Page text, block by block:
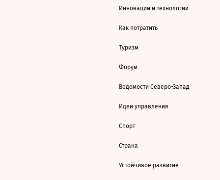
Инновации и технологии
Как потратить
Туризм
Форум
Ведомости Северо-Запад
Идеи управления
Спорт
Страна
Устойчивое развитие